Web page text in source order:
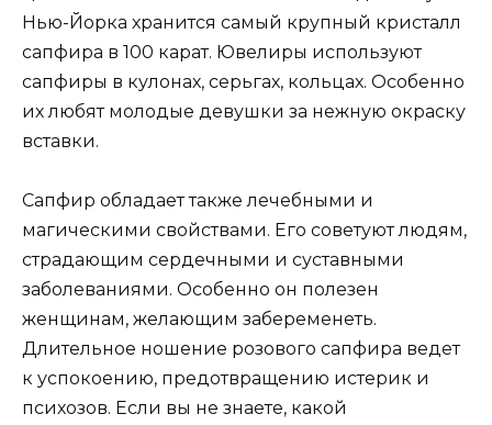
Нью-Йорка хранится самый крупный кристалл
сапфира в 100 карат. Ювелиры используют
сапфиры в кулонах, серьгах, кольцах. Особенно
их любят молодые девушки за нежную окраску
вставки.
Сапфир обладает также лечебными и
магическими свойствами. Его советуют людям,
страдающим сердечными и суставными
заболеваниями. Особенно он полезен
женщинам, желающим забеременеть.
Длительное ношение розового сапфира ведет
к успокоению, предотвращению истерик и
психозов. Если вы не знаете, какой